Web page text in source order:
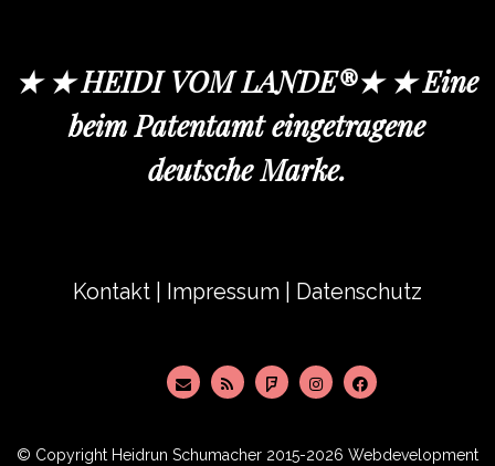
★ ★ HEIDI VOM LANDE®★ ★ Eine
beim Patentamt eingetragene
deutsche Marke.
Kontakt Impressum Datenschutz
© Copyright Heidrun Schumacher 2015-2026 Webdevelopment